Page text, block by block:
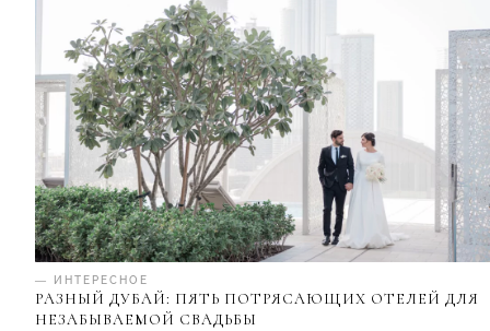
— ИНТЕРЕСНОЕ
РАЗНЫЙ ДУБАЙ: ПЯТЬ ПОТРЯСАЮЩИХ ОТЕЛЕЙ ДЛЯ
НЕЗАБЫВАЕМОЙ СВАДЬБЫ